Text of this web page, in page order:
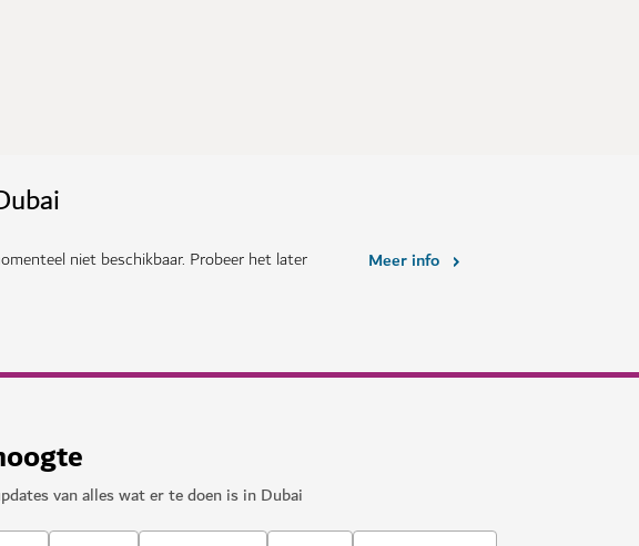
niet beschikbaar. Probeer het later
Meer info
van alles wat er te doen is in Dubai